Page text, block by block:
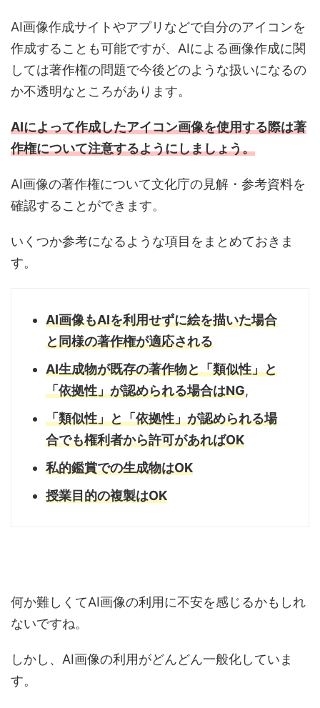
AI画像作成サイトやアプリなどで自分のアイコンを
作成することも可能ですが、AIによる画像作成に関
しては著作権の問題で今後どのような扱いになるの
か不透明なところがあります。
AIによって作成したアイコン画像を使用する際は著
作権について注意するようにしましょう。
AI画像の著作権について文化庁の見解・参考資料を
確認することができます。
いくつか参考になるような項目をまとめておきま
す。
AI画像もAIを利用せずに絵を描いた場合
と同様の著作権が適応される
AI生成物が既存の著作物と「類似性」と
「依拠性」が認められる場合はNG,
「類似性」と「依拠性」が認められる場
合でも権利者から許可があればOK
私的鑑賞での生成物はOK
授業目的の複製はOK
何か難しくてAI画像の利用に不安を感じるかもしれ
ないですね。
しかし、AI画像の利用がどんどん一般化していま
す。